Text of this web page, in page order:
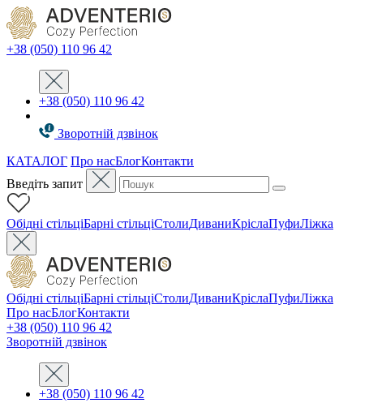
+38 (050) 110 96 42
+38 (050) 110 96 42
Зворотній дзвінок
КАТАЛОГ Про насБлогКонтакти
Введіть запит
Oбідні стільціБарні стільціСтолиДиваниКріслаПуфиЛіжка
Oбідні стільціБарні стільціСтолиДиваниКріслаПуфиЛіжка
Про насБлогКонтакти
+38 (050) 110 96 42
Зворотній дзвінок
+38 (050) 110 96 42